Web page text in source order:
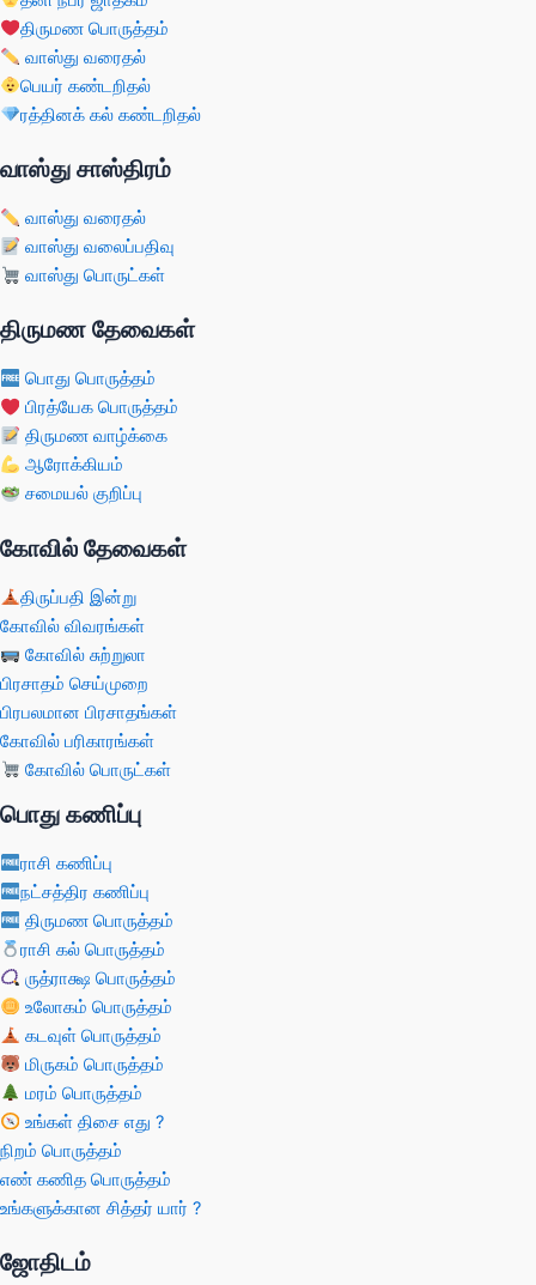
திருமண பொருத்தம்
வாஸ்து வரைதல்
பெயர் கண்டறிதல்
ரத்தினக் கல் கண்டறிதல்
வாஸ்து சாஸ்திரம்
வாஸ்து வரைதல்
வாஸ்து வலைப்பதிவு
வாஸ்து பொருட்கள்
திருமண தேவைகள்
பொது பொருத்தம்
பிரத்யேக பொருத்தம்
திருமண வாழ்க்கை
ஆரோக்கியம்
சமையல் குறிப்பு
கோவில் தேவைகள்
திருப்பதி இன்று
கோவில் விவரங்கள்
கோவில் சுற்றுலா
பிரசாதம் செய்முறை
பிரபலமான பிரசாதங்கள்
கோவில் பரிகாரங்கள்
கோவில் பொருட்கள்
பொது கணிப்பு
ராசி கணிப்பு
நட்சத்திர கணிப்பு
திருமண பொருத்தம்
ராசி கல் பொருத்தம்
ருத்ராக்ஷ பொருத்தம்
உலோகம் பொருத்தம்
கடவுள் பொருத்தம்
மிருகம் பொருத்தம்
மரம் பொருத்தம்
உங்கள் திசை எது ?
நிறம் பொருத்தம்
எண் கணித பொருத்தம்
உங்களுக்கான சித்தர் யார் ?
ஜோதிடம்